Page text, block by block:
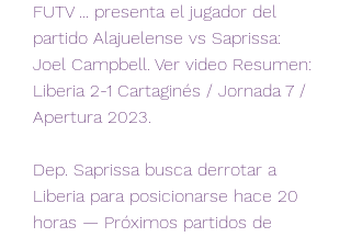
FUTV ... presenta el jugador del
partido Alajuelense vs Saprissa:
Joel Campbell. Ver video Resumen:
Liberia 2-1 Cartaginés / Jornada 7 /
Apertura 2023.
Dep. Saprissa busca derrotar a
Liberia para posicionarse hace 20
horas — Próximos partidos de